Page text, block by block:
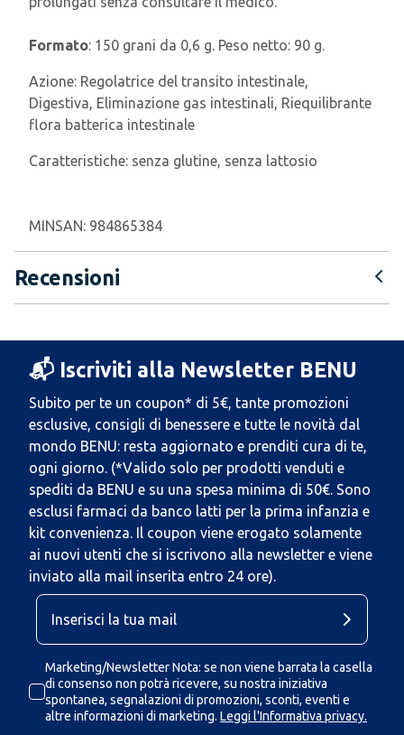
Formato: 150 grani da 0,6 g. Peso netto: 90 g.
Azione: Regolatrice del transito intestinale,
Digestiva, Eliminazione gas intestinali, Riequilibrante
flora batterica intestinale
Caratteristiche: senza glutine, senza lattosio
MINSAN: 984865384
Recensioni
📬 Iscriviti alla Newsletter BENU
Subito per te un coupon* di 5€, tante promozioni
esclusive, consigli di benessere e tutte le novità dal
mondo BENU: resta aggiornato e prenditi cura di te,
ogni giorno. (*Valido solo per prodotti venduti e
spediti da BENU e su una spesa minima di 50€. Sono
esclusi farmaci da banco latti per la prima infanzia e
kit convenienza. Il coupon viene erogato solamente
ai nuovi utenti che si iscrivono alla newsletter e viene
inviato alla mail inserita entro 24 ore).
Marketing/Newsletter Nota: se non viene barrata la casella
di consenso non potrà ricevere, su nostra iniziativa
spontanea, segnalazioni di promozioni, sconti, eventi e
altre informazioni di marketing. Leggi l'Informativa privacy.